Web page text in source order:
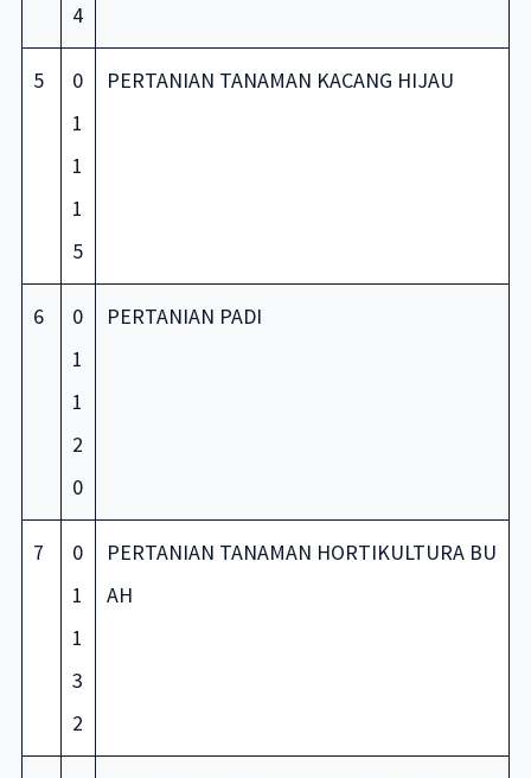
4
5
0
1
1
1
5
PERTANIAN TANAMAN KACANG HIJAU
6
0
1
1
2
0
PERTANIAN PADI
7
0
1
1
3
2
PERTANIAN TANAMAN HORTIKULTURA BU
AH